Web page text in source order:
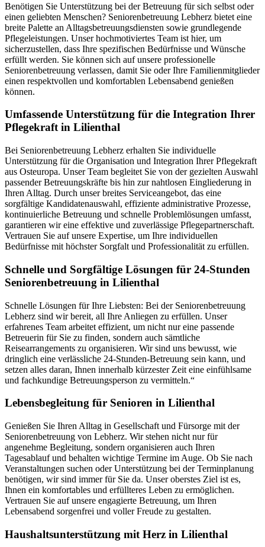
Benötigen Sie Unterstützung bei der Betreuung für sich selbst oder
einen geliebten Menschen? Seniorenbetreuung Lebherz bietet eine
breite Palette an Alltagsbetreuungsdiensten sowie grundlegende
Pflegeleistungen. Unser hochmotiviertes Team ist hier, um
sicherzustellen, dass Ihre spezifischen Bedürfnisse und Wünsche
erfüllt werden. Sie können sich auf unsere professionelle
Seniorenbetreuung verlassen, damit Sie oder Ihre Familienmitglieder
einen respektvollen und komfortablen Lebensabend genießen
können.
Umfassende Unterstützung für die Integration Ihrer
Pflegekraft in Lilienthal
Bei Seniorenbetreuung Lebherz erhalten Sie individuelle
Unterstützung für die Organisation und Integration Ihrer Pflegekraft
aus Osteuropa. Unser Team begleitet Sie von der gezielten Auswahl
passender Betreuungskräfte bis hin zur nahtlosen Eingliederung in
Ihren Alltag. Durch unser breites Serviceangebot, das eine
sorgfältige Kandidatenauswahl, effiziente administrative Prozesse,
kontinuierliche Betreuung und schnelle Problemlösungen umfasst,
garantieren wir eine effektive und zuverlässige Pflegepartnerschaft.
Vertrauen Sie auf unsere Expertise, um Ihre individuellen
Bedürfnisse mit höchster Sorgfalt und Professionalität zu erfüllen.
Schnelle und Sorgfältige Lösungen für 24-Stunden
Seniorenbetreuung in Lilienthal
Schnelle Lösungen für Ihre Liebsten: Bei der Seniorenbetreuung
Lebherz sind wir bereit, all Ihre Anliegen zu erfüllen. Unser
erfahrenes Team arbeitet effizient, um nicht nur eine passende
Betreuerin für Sie zu finden, sondern auch sämtliche
Reisearrangements zu organisieren. Wir sind uns bewusst, wie
dringlich eine verlässliche 24-Stunden-Betreuung sein kann, und
setzen alles daran, Ihnen innerhalb kürzester Zeit eine einfühlsame
und fachkundige Betreuungsperson zu vermitteln.“
Lebensbegleitung für Senioren in Lilienthal
Genießen Sie Ihren Alltag in Gesellschaft und Fürsorge mit der
Seniorenbetreuung von Lebherz. Wir stehen nicht nur für
angenehme Begleitung, sondern organisieren auch Ihren
Tagesablauf und behalten wichtige Termine im Auge. Ob Sie nach
Veranstaltungen suchen oder Unterstützung bei der Terminplanung
benötigen, wir sind immer für Sie da. Unser oberstes Ziel ist es,
Ihnen ein komfortables und erfüllteres Leben zu ermöglichen.
Vertrauen Sie auf unsere engagierte Betreuung, um Ihren
Lebensabend sorgenfrei und voller Freude zu gestalten.
Haushalts­unterstützung mit Herz in Lilienthal